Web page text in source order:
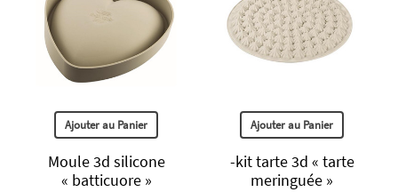
Ajouter au Panier
Moule 3d silicone
« batticuore »
Ajouter au Panier
-kit tarte 3d « tarte
meringuée »